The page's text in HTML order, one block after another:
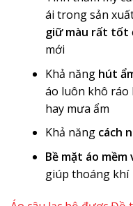
ái trong sản
giữ màu rất tốt
mới
Khả năng hút
áo luôn khô
hay mưa ẩm
Khả năng cách
Bề mặt áo mềm
giúp thoáng khí